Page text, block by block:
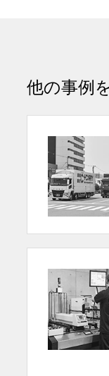
他の事例